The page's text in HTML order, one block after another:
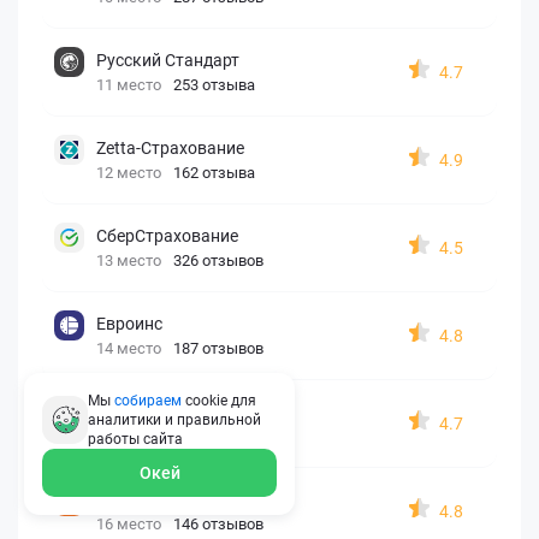
Русский Стандарт
11 место 253 отзыва
4.7
Zetta-Страхование
12 место 162 отзыва
4.9
СберСтрахование
13 место 326 отзывов
4.5
Евроинс
14 место 187 отзывов
4.8
АК БАРС
15 место 210 отзывов
4.7
Согласие
16 место 146 отзывов
4.8
Мы собираем cookie для
аналитики и правильной
работы сайта
Окей